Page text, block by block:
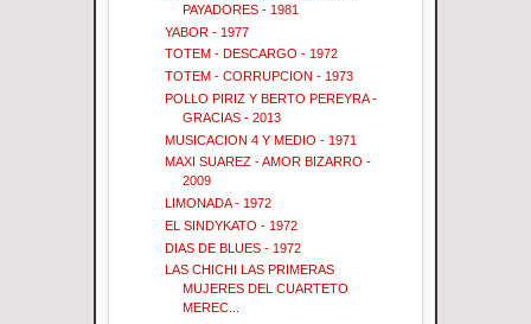
PAYADORES - 1981
YABOR - 1977
TOTEM - DESCARGO - 1972
TOTEM - CORRUPCION - 1973
POLLO PIRIZ Y BERTO PEREYRA -
GRACIAS - 2013
MUSICACION 4 Y MEDIO - 1971
MAXI SUAREZ - AMOR BIZARRO -
2009
LIMONADA - 1972
EL SINDYKATO - 1972
DIAS DE BLUES - 1972
LAS CHICHI LAS PRIMERAS
MUJERES DEL CUARTETO
MEREC...